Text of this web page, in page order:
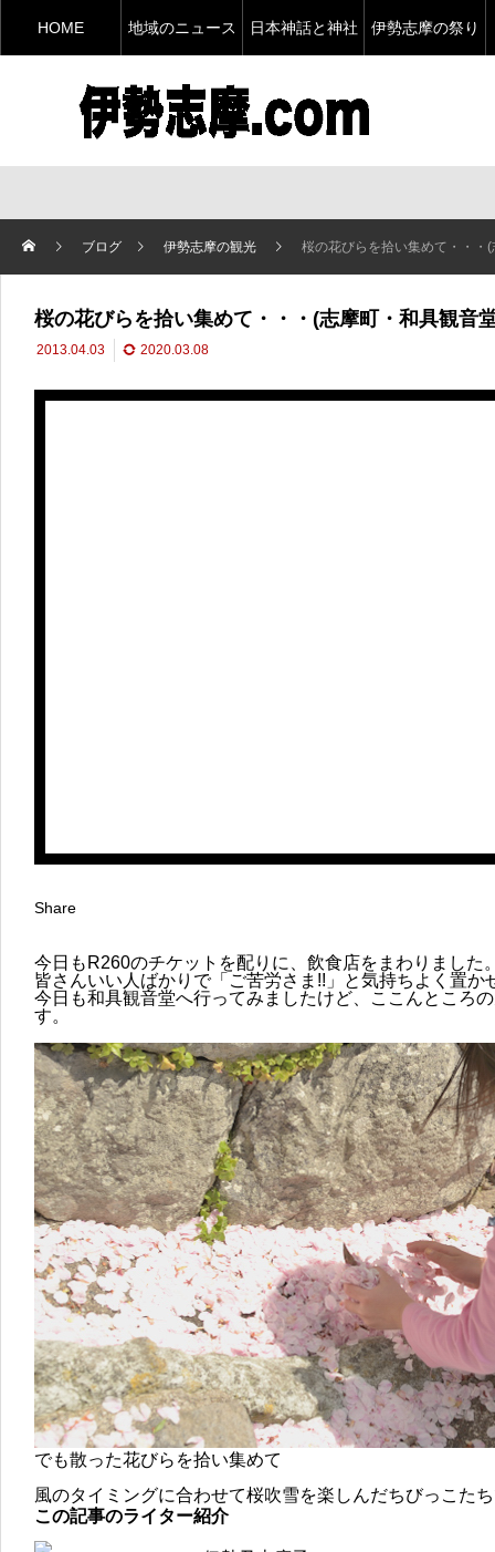
HOME 地域のニュース 日本神話と神社 伊勢志摩の祭り
ブログ 伊勢志摩の観光 桜の花びらを拾い集めて・・・
桜の花びらを拾い集めて・・・(志摩町・和具観音
2013.04.03 2020.03.08
Share
今日もR260のチケットを配りに、飲食店をまわりました
皆さんいい人ばかりで「ご苦労さま!!」と気持ちよく置
今日も和具観音堂へ行ってみましたけど、ここんところ
す。
でも散った花びらを拾い集めて
風のタイミングに合わせて桜吹雪を楽しんだちびっこた
この記事のライター紹介